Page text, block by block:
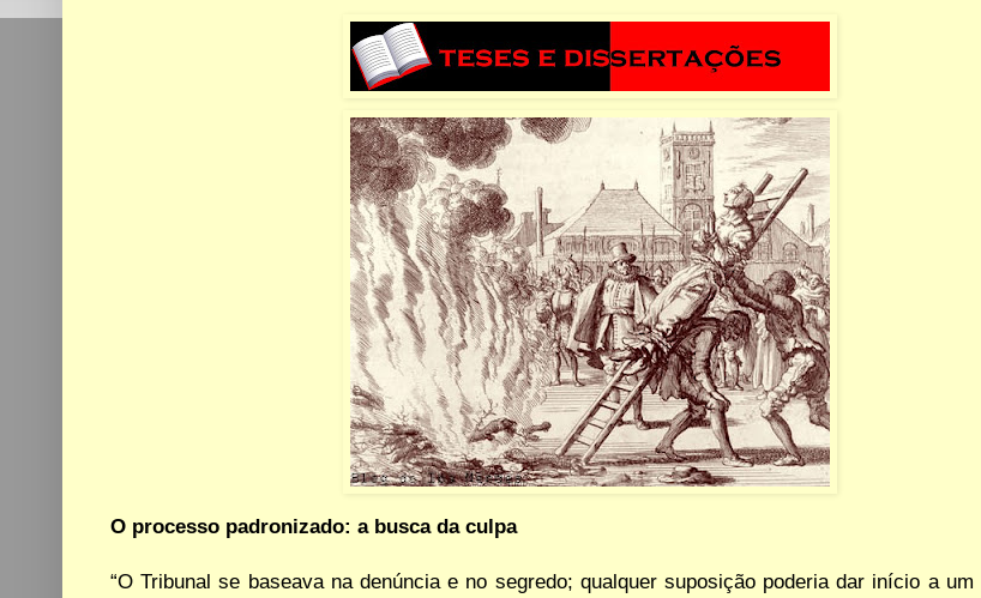
O processo padronizado: a busca da culpa
“O Tribunal se baseava na denúncia e no segredo; qualquer suposição poderiadar início a um